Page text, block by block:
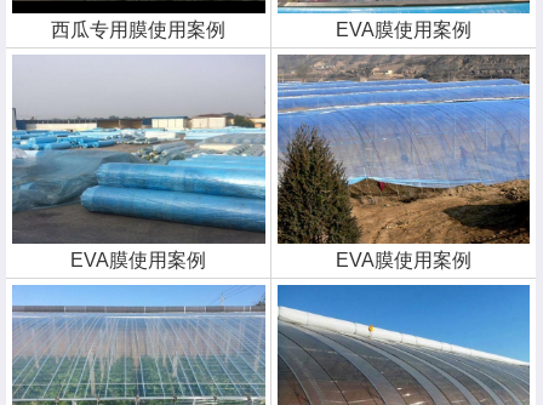
西瓜专用膜使用案例 EVA膜使用案例
EVA膜使用案例 EVA膜使用案例